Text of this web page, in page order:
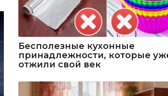
Бесполезные кухонные
принадлежности, которые
отжили свой век